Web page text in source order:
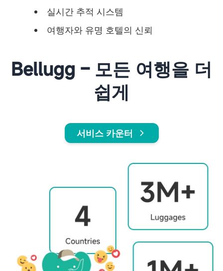
실시간 추적 시스템
여행자와 유명 호텔의 신뢰
Bellugg – 모든 여행을 더
쉽게
서비스 카운터